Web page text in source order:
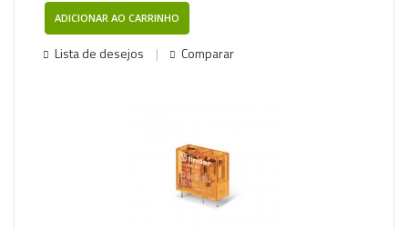
ADICIONAR AO CARRINHO
Lista de desejos Comparar